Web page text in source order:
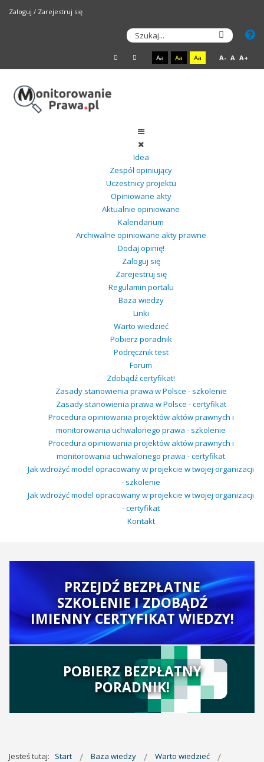
Zaloguj / Zarejestruj się
Aa Aa Aa A- A A+
Idea
Zespół opiniujący
Uczestnicy projektu
Opiniowane akty
Aktualnie opiniowane
Kalendarium
Archiwalne opiniowane akty prawne
Dodaj opinię!
Zaloguj się
Zarejestruj się
Regulamin portalu
Baza wiedzy
Linki
Warto wiedzieć
Pobierz poradnik
Podręcznik test
Forum
Zdobądź certyfikat!
Zasady stanowienia prawa w Polsce - szkolenie
Zasady stanowienia prawa w Polsce - certyfikat
Procedura opiniowania projektów aktów prawnych i
monitorowania uchwalonego prawa - szkolenie
Procedura opiniowania projektów aktów prawnych i
monitorowania uchwalonego prawa - certyfikat
Jak wdrożyć model opracowany w projekcie w twojej organizacji
- szkolenie
Jak wdrożyć model opracowany w projekcie w twojej organizacji
- certyfikat
Kontakt
PRZEJDŹ BEZPŁATNE
SZKOLENIE I ZDOBĄDŹ
IMIENNY CERTYFIKAT WIEDZY!
POBIERZ BEZPŁATNY
PORADNIK!
Jesteś tutaj: Start Baza wiedzy
Warto wiedzieć